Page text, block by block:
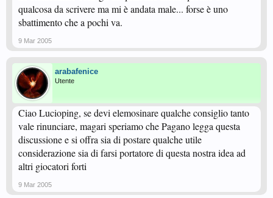
qualcosa da scrivere ma mi è andata male... forse è uno
sbattimento che a pochi va.
9 Mar 2005
arabafenice
Utente
Ciao Lucioping, se devi elemosinare qualche consiglio tanto
vale rinunciare, magari speriamo che Pagano legga questa
discussione e si offra sia di postare qualche utile
considerazione sia di farsi portatore di questa nostra idea ad
altri giocatori forti
9 Mar 2005